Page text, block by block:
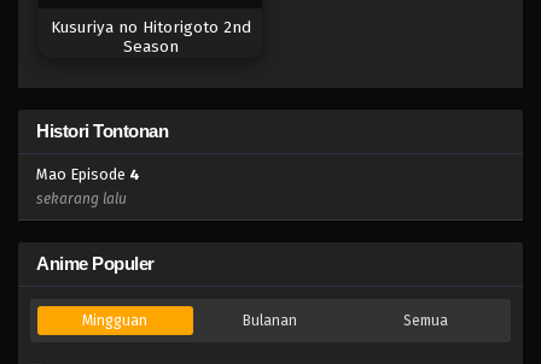
Kusuriya no Hitorigoto 2nd
Season
Histori Tontonan
Mao Episode 4
sekarang lalu
Anime Populer
Mingguan Bulanan Semua